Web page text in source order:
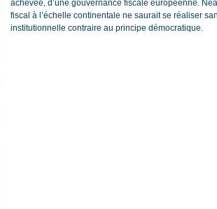
achevée, d’une gouvernance fiscale européenne.
fiscal à l’échelle continentale ne saurait se réaliser
institutionnelle contraire au principe démocratique.